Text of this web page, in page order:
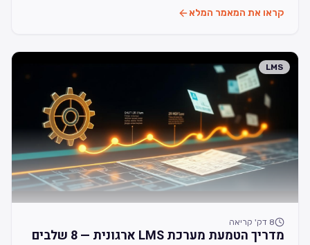
קראו את המאמר המלא
LMS
8 דק' קריאה
מדריך הטמעת מערכת LMS ארגונית — 8 שלבים